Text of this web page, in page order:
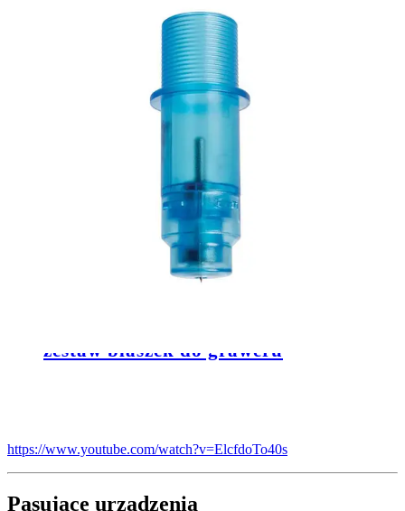
Narzędzie do graweru Silhouettepozwala w kreatywny sposób
wykorzystać swój ploter do pracy z nietypowymi materiałami –
Narzędzie pozwala na wyżłobienie (grawer) lub wydziurkowanie
(stippling) napisów oraz wybranych wzorów na powierzchni
Przeznaczone do pracy z:
Cienkie metalowe blaszki
zestaw blaszek do graweru
https://www.youtube.com/watch?v=ElcfdoTo40s
Pasujące urządzenia